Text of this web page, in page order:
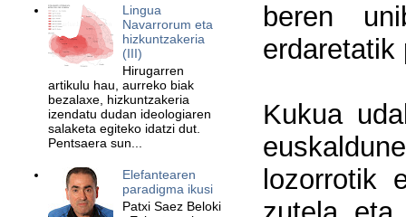
beren
Kukua
lozorrotik
Lingua
Navarrorum eta
hizkuntzakeria
(III)
Hirugarren
artikulu hau, aurreko biak
bezalaxe, hizkuntzakeria
izendatu dudan ideologiaren
salaketa egiteko idatzi dut.
Pentsaera sun...
Elefantearen
paradigma ikusi
Patxi Saez Beloki